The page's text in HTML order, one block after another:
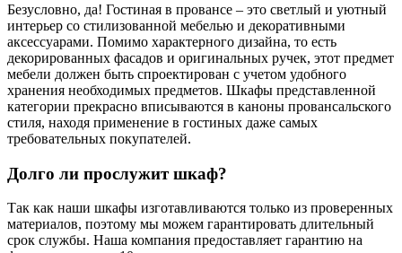
Безусловно, да! Гостиная в провансе – это светлый и уютный
интерьер со стилизованной мебелью и декоративными
аксессуарами. Помимо характерного дизайна, то есть
декорированных фасадов и оригинальных ручек, этот предмет
мебели должен быть спроектирован с учетом удобного
хранения необходимых предметов. Шкафы представленной
категории прекрасно вписываются в каноны провансальского
стиля, находя применение в гостиных даже самых
требовательных покупателей.
Долго ли прослужит шкаф?
Так как наши шкафы изготавливаются только из проверенных
материалов, поэтому мы можем гарантировать длительный
срок службы. Наша компания предоставляет гарантию на